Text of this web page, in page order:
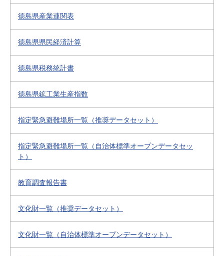
徳島県産業連関表
徳島県県民経済計算
徳島県税務統計書
徳島県鉱工業生産指数
指定緊急避難場所一覧（推奨データセット）
指定緊急避難場所一覧（自治体標準オープンデータセッ
ト）
教育調査報告書
文化財一覧（推奨データセット）
文化財一覧（自治体標準オープンデータセット）